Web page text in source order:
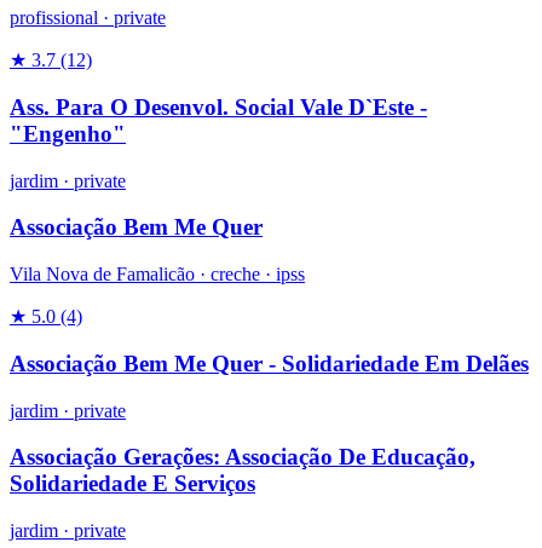
profissional · private
★ 3.7 (12)
Ass. Para O Desenvol. Social Vale D`Este -
"Engenho"
jardim · private
Associação Bem Me Quer
Vila Nova de Famalicão · creche · ipss
★ 5.0 (4)
Associação Bem Me Quer - Solidariedade Em Delães
jardim · private
Associação Gerações: Associação De Educação,
Solidariedade E Serviços
jardim · private